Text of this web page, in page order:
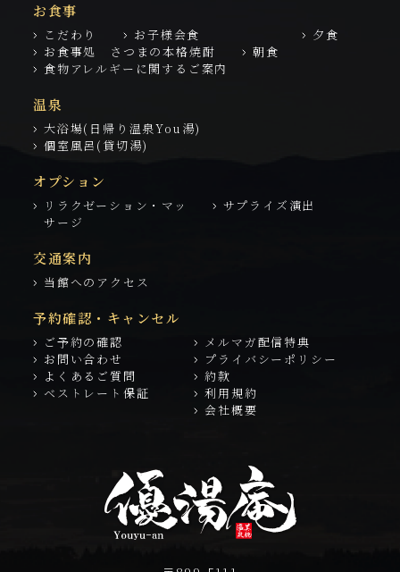
お食事
こだわり お子様会食
夕食
お食事処 さつまの本格焼酎
朝食
食物アレルギーに関するご案内
温泉
大浴場(日帰り温泉You湯)
個室風呂(貸切湯)
オプション
リラクゼーション・マッ
サージ
サプライズ演出
交通案内
当館へのアクセス
予約確認・キャンセル
ご予約の確認
メルマガ配信特典
お問い合わせ
プライバシーポリシー
よくあるご質問
約款
ベストレート保証
利用規約
会社概要